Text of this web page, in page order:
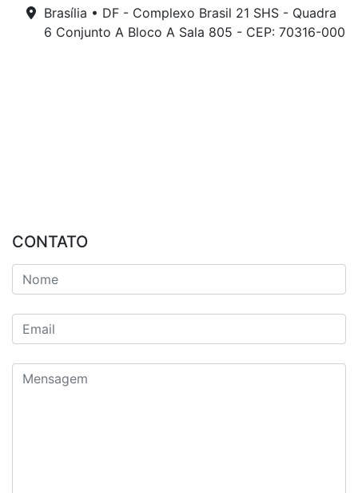
Brasília • DF - Complexo Brasil 21 SHS - Quadra
6 Conjunto A Bloco A Sala 805 - CEP: 70316-000
CONTATO